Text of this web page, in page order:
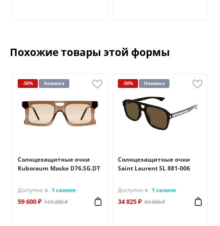
Похожие товары этой формы
-50% Новинка
Солнцезащитные очки
Kuboraum Maske D76.SG.DT
Доступно в 1 салоне
59 600 ₽ 119 200 ₽
-50% Новинка
Солнцезащитные очки
Saint Laurent SL 881-006
Доступно в 1 салоне
34 825 ₽ 69 650 ₽